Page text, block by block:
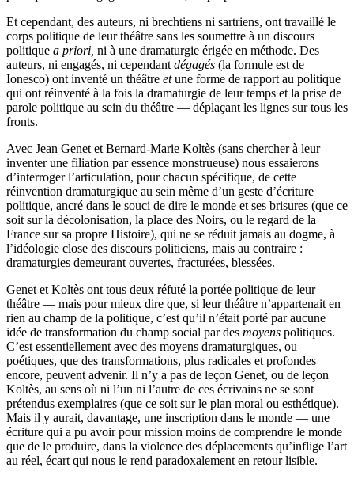
Et cependant, des auteurs, ni brechtiens ni sartriens, ont travaillé le
corps politique de leur théâtre sans les soumettre à un discours
politique a priori, ni à une dramaturgie érigée en méthode. Des
auteurs, ni engagés, ni cependant dégagés (la formule est de
Ionesco) ont inventé un théâtre etune forme de rapport au politique
qui ont réinventé à la fois la dramaturgie de leur temps et la prise de
parole politique au sein du théâtre — déplaçant les lignes sur tous les
fronts.
Avec Jean Genet et Bernard-Marie Koltès (sans chercher à leur
inventer une filiation par essence monstrueuse) nous essaierons
d’interroger l’articulation, pour chacun spécifique, de cette
réinvention dramaturgique au sein même d’un geste d’écriture
politique, ancré dans le souci de dire le monde et ses brisures (que ce
soit sur la décolonisation, la place des Noirs, ou le regard de la
France sur sa propre Histoire), qui ne se réduit jamais au dogme, à
l’idéologie close des discours politiciens, mais au contraire :
dramaturgies demeurant ouvertes, fracturées, blessées.
Genet et Koltès ont tous deux réfuté la portée politique de leur
théâtre — mais pour mieux dire que, si leur théâtre n’appartenait en
rien au champ de la politique, c’est qu’il n’était porté par aucune
idée de transformation du champ social par des moyens politiques.
C’est essentiellement avec des moyens dramaturgiques, ou
poétiques, que des transformations, plus radicales et profondes
encore, peuvent advenir. Il n’y a pas de leçon Genet, ou de leçon
Koltès, au sens où ni l’un ni l’autre de ces écrivains ne se sont
prétendus exemplaires (que ce soit sur le plan moral ou esthétique).
Mais il y aurait, davantage, une inscription dans le monde — une
écriture qui a pu avoir pour mission moins de comprendre le monde
que de le produire, dans la violence des déplacements qu’inflige l’art
au réel, écart qui nous le rend paradoxalement en retour lisible.